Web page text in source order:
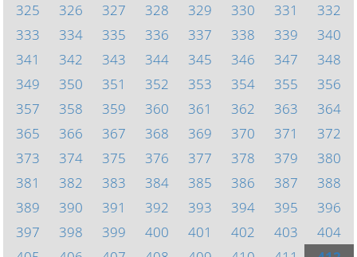
325
326 327 328 329 330 331
332
333
334 335 336 337 338 339
340
341
342 343 344 345 346 347
348
349
350 351 352 353 354 355
356
357
358 359 360 361 362 363
364
365
366 367 368 369 370 371
372
373
374 375 376 377 378 379
380
381
382 383 384 385 386 387
388
389
390 391 392 393 394 395
396
397
398 399 400 401 402 403
404